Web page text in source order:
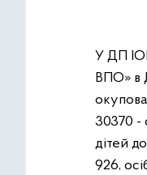
У ДП
ВПО» в
30370 -
дітей
926,